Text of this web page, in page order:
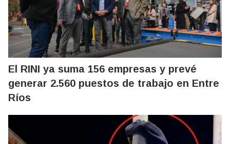
El RINI ya suma 156 empresas y prevé
generar 2.560 puestos de trabajo en Entre
Ríos